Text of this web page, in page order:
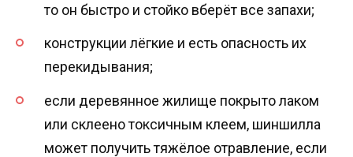
то он быстро и стойко вберёт все запахи;
конструкции лёгкие и есть опасность их
перекидывания;
если деревянное жилище покрыто лаком
или склеено токсичным клеем, шиншилла
может получить тяжёлое отравление, если